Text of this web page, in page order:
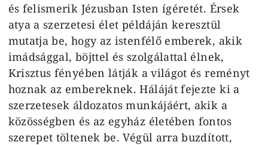
és felismerik Jézusban Isten ígéretét. Érsek
atya a szerzetesi élet példáján keresztül
mutatja be, hogy az istenfélő emberek, akik
imádsággal, böjttel és szolgálattal élnek,
Krisztus fényében látják a világot és reményt
hoznak az embereknek. Háláját fejezte ki a
szerzetesek áldozatos munkájáért, akik a
közösségben és az egyház életében fontos
szerepet töltenek be. Végül arra buzdított,